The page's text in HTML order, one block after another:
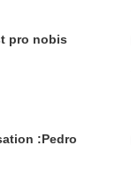
pro nobis
:Pedro